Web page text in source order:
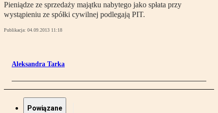
Pieniądze ze sprzedaży majątku nabytego jako spłata przy
wystąpieniu ze spółki cywilnej podlegają PIT.
Publikacja: 04.09.2013 11:18
Aleksandra Tarka
Powiązane